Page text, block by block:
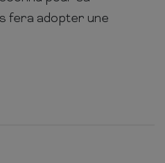
fera adopter une